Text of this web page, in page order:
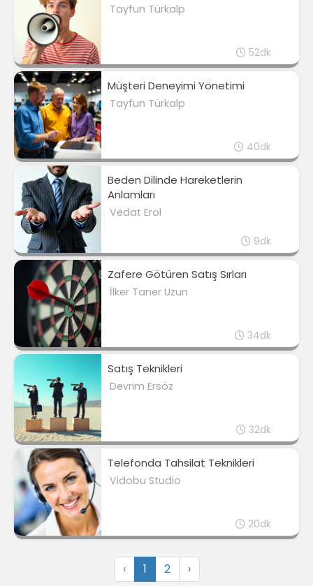
Tayfun Türkalp
52dk
Müşteri Deneyimi Yönetimi
Tayfun Türkalp
40dk
Beden Dilinde Hareketlerin
Anlamları
Vedat Erol
9dk
Zafere Götüren Satış Sırları
İlker Taner Uzun
34dk
Satış Teknikleri
Devrim Ersöz
32dk
Telefonda Tahsilat Teknikleri
Vidobu Studio
20dk
‹ 1 2 ›